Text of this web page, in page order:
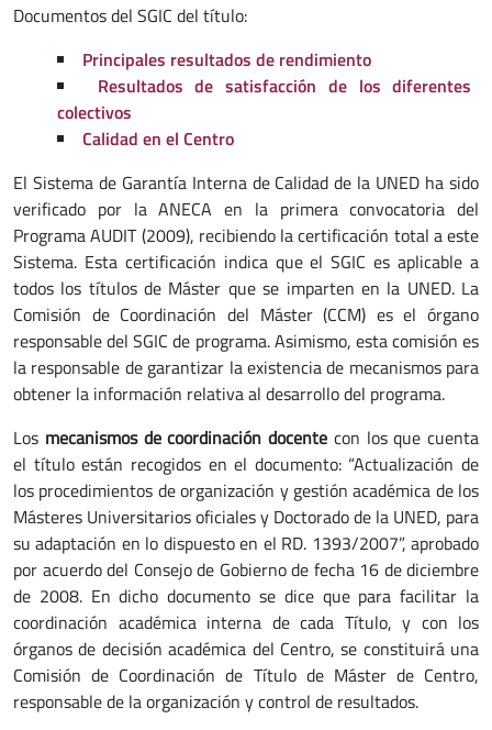
Documentos del SGIC del título:
Principales resultados de rendimiento
Resultados de satisfacción de los diferentes
colectivos
Calidad en el Centro
El Sistema de Garantía Interna de Calidad de la UNED ha sido
verificado por la ANECA en la primera convocatoria del
Programa AUDIT (2009), recibiendo la certificación total a este
Sistema. Esta certificación indica que el SGIC es aplicable a
todos los títulos de Máster que se imparten en la UNED. La
Comisión de Coordinación del Máster (CCM) es el órgano
responsable del SGIC de programa. Asimismo, esta comisión es
la responsable de garantizar la existencia de mecanismos para
obtener la información relativa al desarrollo del programa.
Los mecanismos de coordinación docente con los que cuenta
el título están recogidos en el documento: “Actualización de
los procedimientos de organización y gestión académica de los
Másteres Universitarios oficiales y Doctorado de la UNED, para
su adaptación en lo dispuesto en el RD. 1393/2007”, aprobado
por acuerdo del Consejo de Gobierno de fecha 16 de diciembre
de 2008. En dicho documento se dice que para facilitar la
coordinación académica interna de cada Título, y con los
órganos de decisión académica del Centro, se constituirá una
Comisión de Coordinación de Título de Máster de Centro,
responsable de la organización y control de resultados.